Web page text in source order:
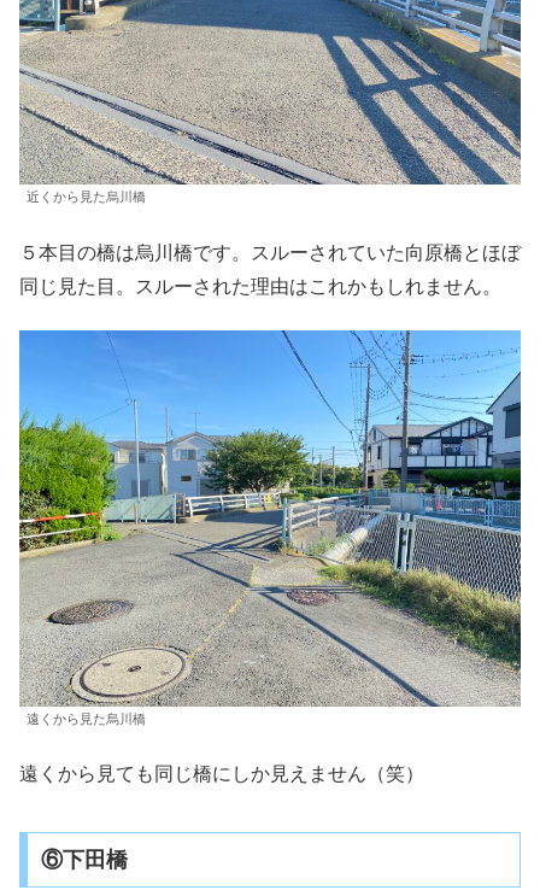
近くから見た烏川橋
５本目の橋は烏川橋です。スルーされていた向原橋とほぼ
同じ見た目。スルーされた理由はこれかもしれません。
遠くから見た烏川橋
遠くから見ても同じ橋にしか見えません（笑）
⑥下田橋